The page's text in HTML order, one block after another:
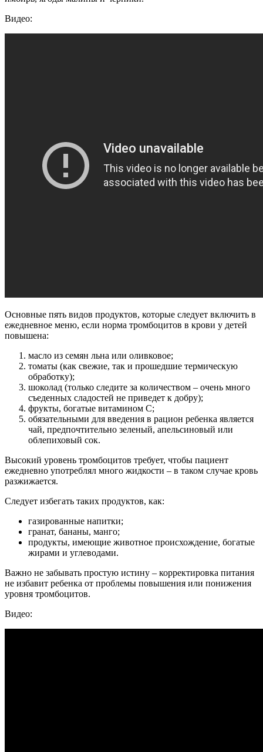
Видео:
Основные пять видов продуктов, которые следует включить в
ежедневное меню, если норма тромбоцитов в крови у детей
повышена:
масло из семян льна или оливковое;
томаты (как свежие, так и прошедшие термическую
обработку);
шоколад (только следите за количеством – очень много
съеденных сладостей не приведет к добру);
фрукты, богатые витамином C;
обязательными для введения в рацион ребенка является
чай, предпочтительно зеленый, апельсиновый или
облепиховый сок.
Высокий уровень тромбоцитов требует, чтобы пациент
ежедневно употреблял много жидкости – в таком случае кровь
разжижается.
Следует избегать таких продуктов, как:
газированные напитки;
гранат, бананы, манго;
продукты, имеющие животное происхождение, богатые
жирами и углеводами.
Важно не забывать простую истину – корректировка питания
не избавит ребенка от проблемы повышения или понижения
уровня тромбоцитов.
Видео: